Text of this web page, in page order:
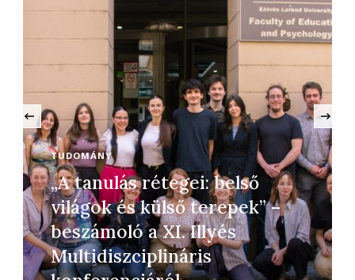
TUDOMÁNY
A Föld jövője rajtad is múlik!
– Így csökkentheted
tudatosan az
ökolábnyomodat
‹